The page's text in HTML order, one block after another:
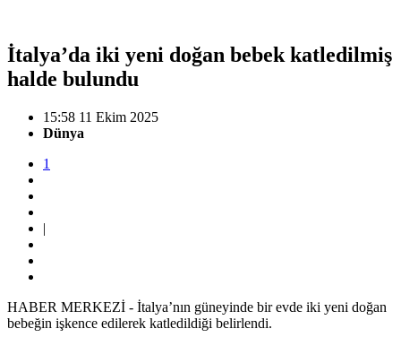
İtalya’da iki yeni doğan bebek katledilmiş
halde bulundu
15:58 11 Ekim 2025
Dünya
1
|
HABER MERKEZİ - İtalya’nın güneyinde bir evde iki yeni doğan
bebeğin işkence edilerek katledildiği belirlendi.